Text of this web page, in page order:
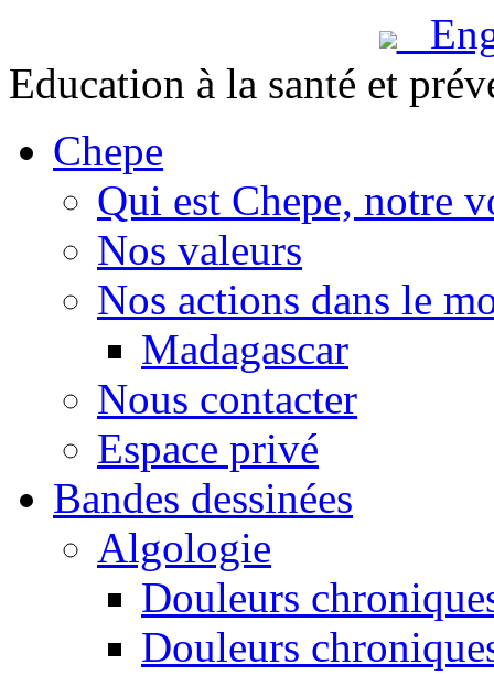
Education à la santé et
Chepe
Qui est Chepe, notre
Nos valeurs
Nos actions dans le
Madagascar
Nous contacter
Espace privé
Bandes dessinées
Algologie
Douleurs
Douleurs